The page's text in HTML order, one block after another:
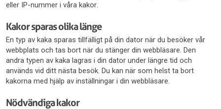
eller IP-nummer i våra kakor.
Kakor sparas olika länge
En typ av kaka sparas tillfälligt på din dator när du besöker vår
webbplats och tas bort när du stänger din webbläsare. Den
andra typen av kaka lagras i din dator under längre tid och
används vid ditt nästa besök. Du kan när som helst ta bort
kakorna med hjälp av inställningar i din webbläsare.
Nödvändiga kakor